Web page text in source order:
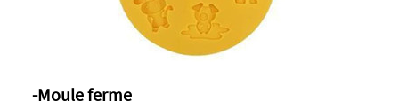
-Moule ferme